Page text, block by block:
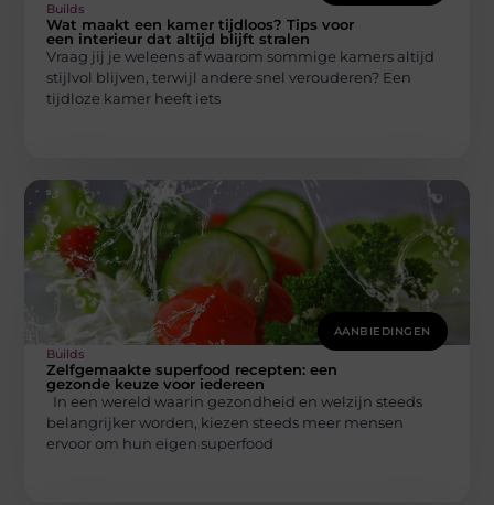
Builds
Wat maakt een kamer tijdloos? Tips voor
een interieur dat altijd blijft stralen
Vraag jij je weleens af waarom sommige kamers altijd
stijlvol blijven, terwijl andere snel verouderen? Een
tijdloze kamer heeft iets
AANBIEDINGEN
Builds
Zelfgemaakte superfood recepten: een
gezonde keuze voor iedereen
In een wereld waarin gezondheid en welzijn steeds
belangrijker worden, kiezen steeds meer mensen
ervoor om hun eigen superfood